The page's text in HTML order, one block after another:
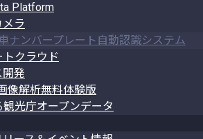
Platform
ラ
ナンバープレート自動認識システム
トクラウド
発
像解析無料体験版
光庁オープンデータ